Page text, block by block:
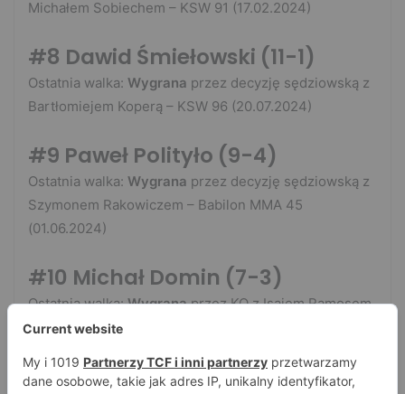
Michałem Sobiechem – KSW 91 (17.02.2024)
#8 Dawid Śmiełowski (11-1)
Ostatnia walka: Wygrana przez decyzję sędziowską z
Bartłomiejem Koperą – KSW 96 (20.07.2024)
#9 Paweł Polityło (9-4)
Ostatnia walka: Wygrana przez decyzję sędziowską z
Szymonem Rakowiczem – Babilon MMA 45
(01.06.2024)
#10 Michał Domin (7-3)
Ostatnia walka:Wygranaprzez KO z Isaiem Ramosem
– KSW 96 (20.07.2024)